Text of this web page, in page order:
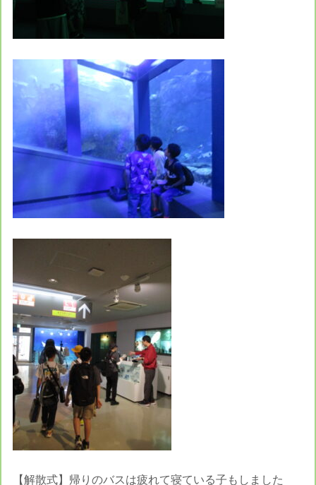
【解散式】帰りのバスは疲れて寝ている子もしました